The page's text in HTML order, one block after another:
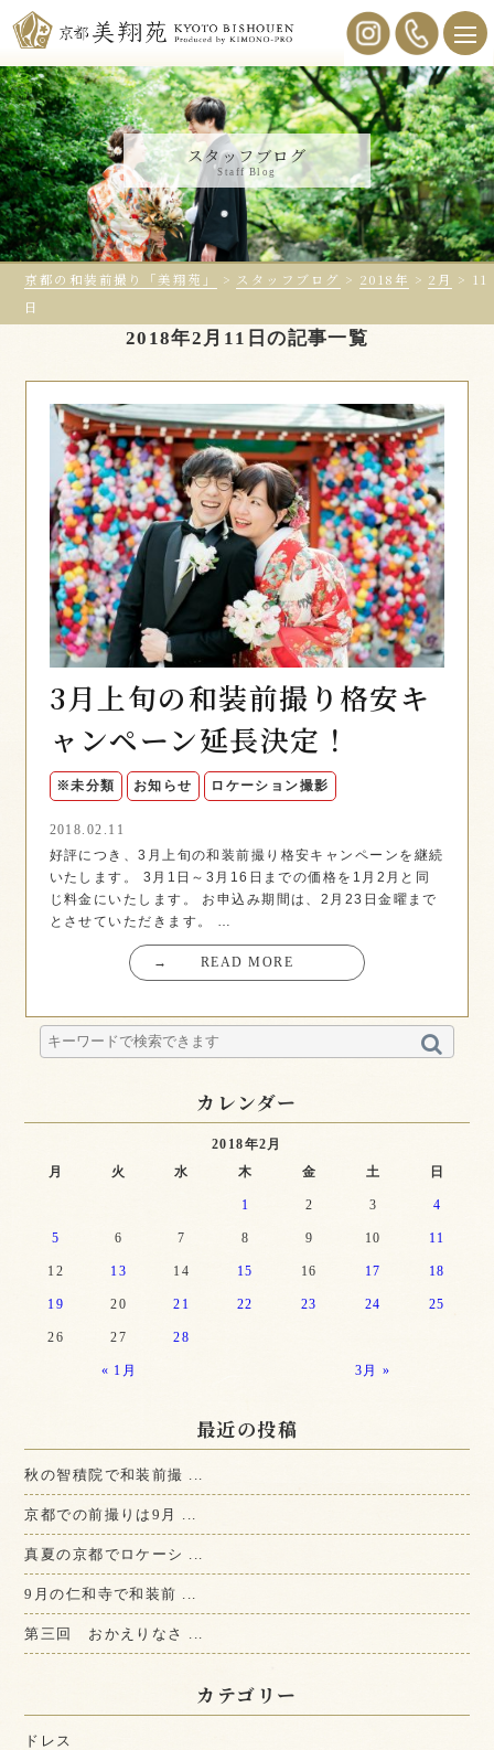
スタッフブログ
Staff Blog
京都の和装前撮り「美翔苑」 > スタッフブログ > 2018年 > 2月 > 11
日
2018年2月11日の記事一覧
3月上旬の和装前撮り格安キ
ャンペーン延長決定！
※未分類 お知らせ ロケーション撮影
2018.02.11
好評につき、3月上旬の和装前撮り格安キャンペーンを継続
いたします。 3月1日～3月16日までの価格を1月2月と同
じ料金にいたします。 お申込み期間は、2月23日金曜まで
とさせていただきます。 …
→ READ MORE
カレンダー
2018年2月
月
火 水 木 金 土 日
« 1月 3月 »
1 2 3 4
5 6 7 8 9 10 11
12 13 14 15 16 17 18
19 20 21 22 23 24 25
26 27 28
最近の投稿
秋の智積院で和装前撮 ...
京都での前撮りは9月 ...
真夏の京都でロケーシ ...
9月の仁和寺で和装前 ...
第三回 おかえりなさ ...
カテゴリー
ドレス